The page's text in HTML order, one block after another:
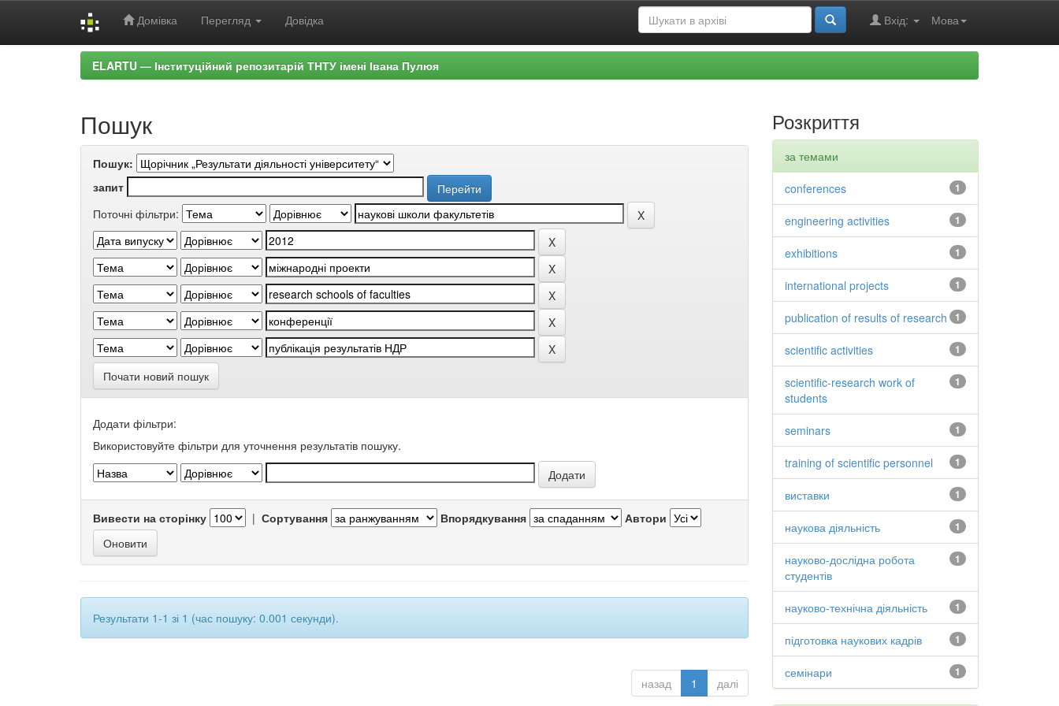
Домівка Перегляд Довідка Мова
Вхід:
ELARTU — Інституційний репозитарій ТНТУ імені Івана Пулюя
Пошук
Пошук:
запит
Поточні фільтри:
Почати новий пошук
Додати фільтри:
Використовуйте фільтри для уточнення результатів пошуку.
Вивести на сторінку | Сортування Впорядкування Автори
Результати 1-1 зі 1 (час пошуку: 0.001 секунди).
назад 1 далі
Розкриття
за темами
1
conferences
1
engineering activities
1
exhibitions
1
international projects
1
publication of results of research
1
scientific activities
1
scientific-research work of
students
1
seminars
1
training of scientific personnel
1
виставки
1
наукова діяльність
1
науково-дослідна робота
студентів
1
науково-технічна діяльність
1
підготовка наукових кадрів
1
семінари